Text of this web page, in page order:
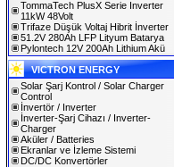
TommaTech PlusX Serie Inverter
11kW 48Volt
Trifaze Düşük Voltaj Hibrit İnverter
51.2V 280Ah LFP Lityum Batarya
Pylontech 12V 200Ah Lithium Akü
VICTRON ENERGY
Solar Şarj Kontrol / Solar Charger
Control
İnvertör / Inverter
İnverter-Şarj Cihazı / Inverter-
Charger
Aküler / Batteries
Ekranlar ve İzleme Sistemi
DC/DC Konvertörler